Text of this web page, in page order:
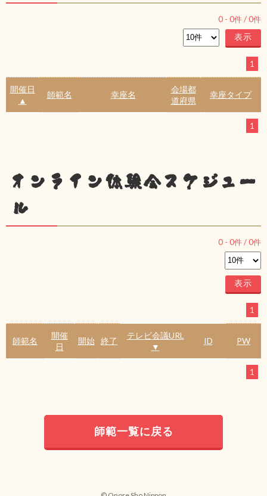
0 - 0件 /0件
1
開催日
▲
師範名 幸座名
会場都
道府県
幸座タイプ
1
オンライン体験会スケジュー
ル
0 - 0件 /0件
1
師範名
開催
日
開始 終了
テレビ会議URL
▼
ID PW
1
師範一覧に戻る